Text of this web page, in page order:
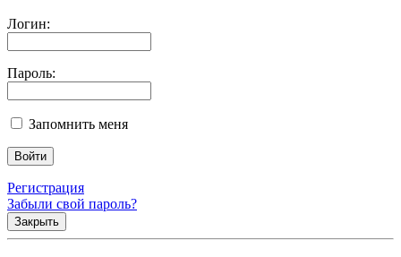
Логин:
Пароль:
Запомнить меня
Регистрация
Забыли свой пароль?
Закрыть